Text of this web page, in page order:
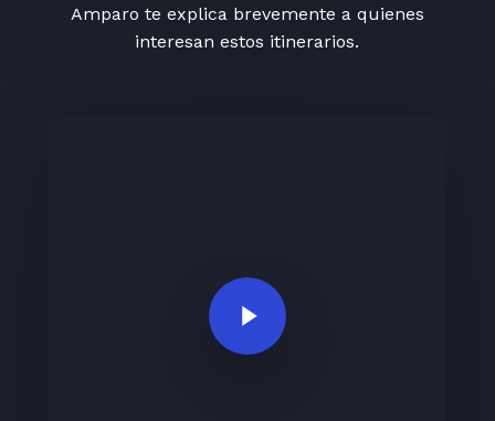
Amparo te explica brevemente a quienes
interesan estos itinerarios.
Play Video